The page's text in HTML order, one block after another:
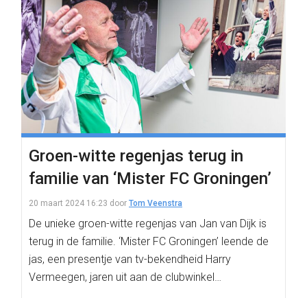
Groen-witte regenjas terug in
familie van ‘Mister FC Groningen’
20 maart 2024 16:23 door Tom Veenstra
De unieke groen-witte regenjas van Jan van Dijk is
terug in de familie. ‘Mister FC Groningen’ leende de
jas, een presentje van tv-bekendheid Harry
Vermeegen, jaren uit aan de clubwinkel…